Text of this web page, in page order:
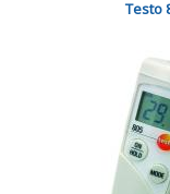
Testo